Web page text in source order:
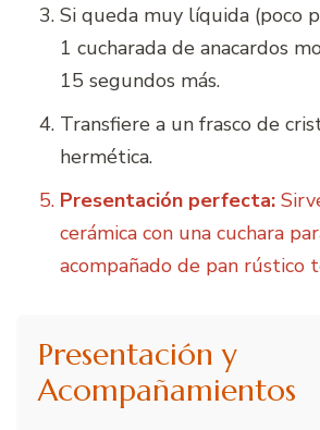
Si queda muy líquida (poco
1 cucharada de anacardos
15 segundos más.
Transfiere a un frasco de
hermética.
Presentación perfecta:
cerámica con una cuchara
acompañado de pan rústico
Presentación y
Acompañamientos